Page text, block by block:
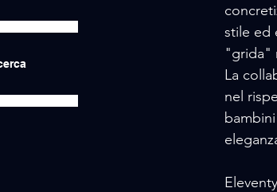
stile ed
"grida"
La
nel